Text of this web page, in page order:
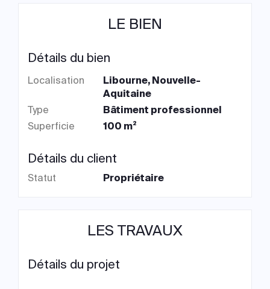
LE BIEN
Détails du bien
Localisation
Libourne, Nouvelle-
Aquitaine
Type
Bâtiment professionnel
Superficie
100 m²
Détails du client
Statut Propriétaire
LES TRAVAUX
Détails du projet